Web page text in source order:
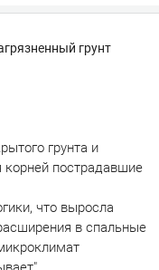
грунт
грунта и
пострадавшие
что выросла
в спальные